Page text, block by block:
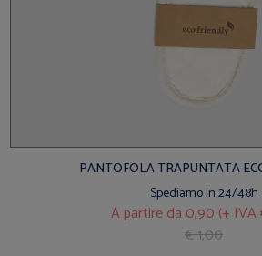
PANTOFOLA TRAPUNTATA
Spediamo in 24/48h
A partire da 0,90 (+ IVA
€ 1,00